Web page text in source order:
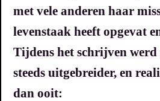
met vele anderen haar
levenstaak heeft opgevat
Tijdens het schrijven
steeds uitgebreider, en
dan ooit: